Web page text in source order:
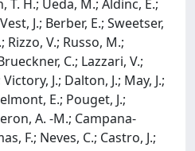
H.; Ueda, M.; Aldinc, E.;
J.; Berber, E.; Sweetser,
Rizzo, V.; Russo, M.;
C.; Lazzari, V.;
J.; Dalton, J.; May, J.;
E.; Pouget, J.;
A. -M.; Campana-
F.; Neves, C.; Castro, J.;